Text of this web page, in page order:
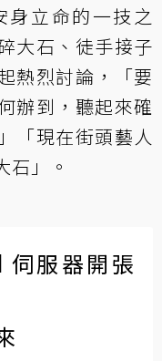
身立命的一技之
大石、徒手接子
熱烈討論，「要
辦到，聽起來確
「現在街頭藝人
石」。
伺服器開張